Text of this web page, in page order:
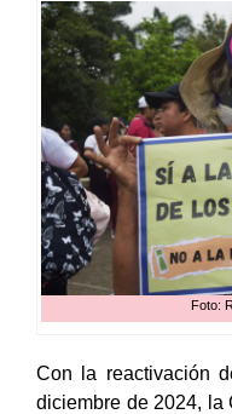
Foto:
Con la reactivación
diciembre de 2024, la